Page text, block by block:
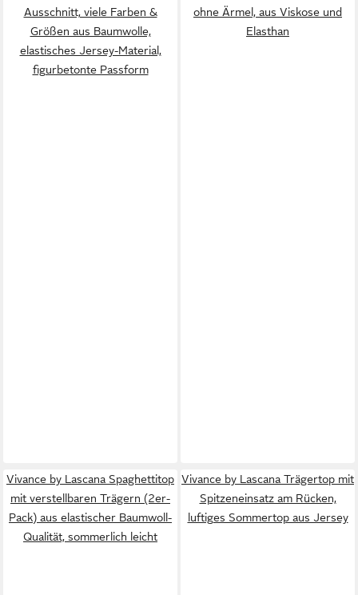
Ausschnitt, viele Farben &
Größen aus Baumwolle,
elastisches Jersey-Material,
figurbetonte Passform
ohne Ärmel, aus Viskose und
Elasthan
Vivance by Lascana Spaghettitop
mit verstellbaren Trägern (2er-
Pack) aus elastischer Baumwoll-
Qualität, sommerlich leicht
Vivance by Lascana Trägertop mit
Spitzeneinsatz am Rücken,
luftiges Sommertop aus Jersey